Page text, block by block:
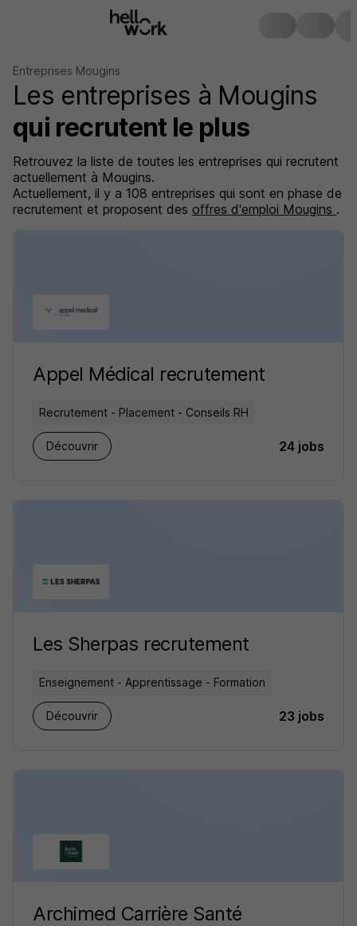
Entreprises Mougins
Les entreprises à Mougins
qui recrutent le plus
Retrouvez la liste de toutes les entreprises qui recrutent
actuellement à Mougins.
Actuellement, il y a 108 entreprises qui sont en phase de
recrutement et proposent des offres d'emploi Mougins .
Appel Médical recrutement
Recrutement - Placement - Conseils RH
Découvrir 24 jobs
Les Sherpas recrutement
Enseignement - Apprentissage - Formation
Découvrir 23 jobs
Archimed Carrière Santé